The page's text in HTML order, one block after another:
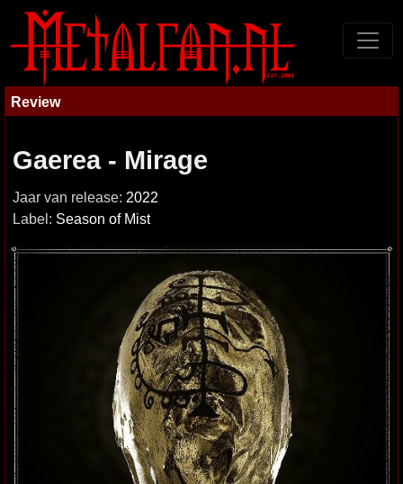
Review
Gaerea - Mirage
Jaar van release: 2022
Label: Season of Mist